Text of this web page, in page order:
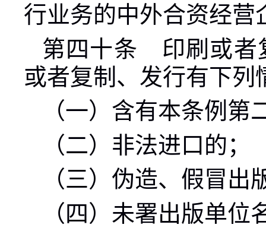
行业务的中外合资经营
第四十条 印刷或者
或者复制、发行有下列
（一）含有本条例
（二）非法进口的；
（三）伪造、假冒
（四）未署出版单位